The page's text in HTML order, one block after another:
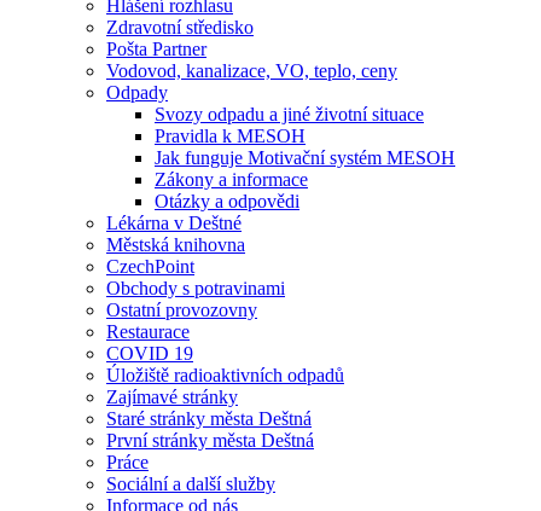
Hlášení rozhlasu
Zdravotní středisko
Pošta Partner
Vodovod, kanalizace, VO, teplo, ceny
Odpady
Svozy odpadu a jiné životní situace
Pravidla k MESOH
Jak funguje Motivační systém MESOH
Zákony a informace
Otázky a odpovědi
Lékárna v Deštné
Městská knihovna
CzechPoint
Obchody s potravinami
Ostatní provozovny
Restaurace
COVID 19
Úložiště radioaktivních odpadů
Zajímavé stránky
Staré stránky města Deštná
První stránky města Deštná
Práce
Sociální a další služby
Informace od nás